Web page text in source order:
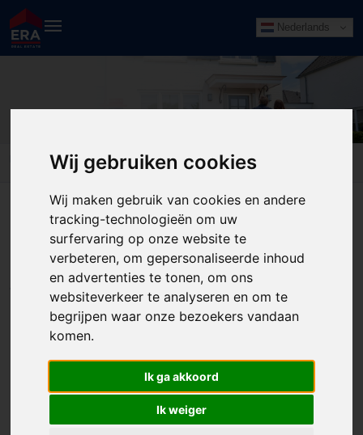
Wij gebruiken cookies
Wij maken gebruik van cookies en andere
tracking-technologieën om uw
surfervaring op onze website te
verbeteren, om gepersonaliseerde inhoud
en advertenties te tonen, om ons
websiteverkeer te analyseren en om te
begrijpen waar onze bezoekers vandaan
komen.
Ik ga akkoord
Ik weiger
Nederlands
beoordelingen
beoordelingen
ERA reviews
ERA vraagt elke verkoper of koper, rechtstreeks of via Funda,
om achteraf de kwaliteit en service van haar makelaars te
beoordelen.
Verkoper van een woning , Meidoorn 22, Mierlo
12 januari 2013